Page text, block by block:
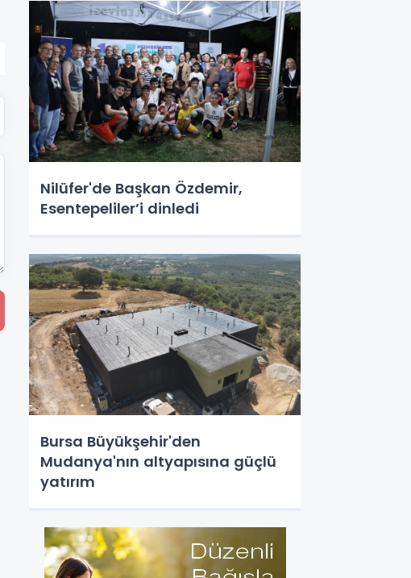
Nilüfer'de Başkan Özdemir,
Esentepeliler’i dinledi
Bursa Büyükşehir'den
Mudanya'nın altyapısına güçlü
yatırım